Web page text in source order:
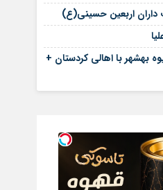
اربعین حسینی(ع)
‌گریوه بهشهر با اهالی کردستان +